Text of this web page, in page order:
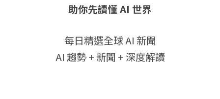
助你先讀懂 AI 世界
每日精選全球 AI 新聞
AI 趨勢 + 新聞 + 深度解讀